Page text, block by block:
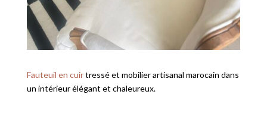
Fauteuil en cuirtressé et mobilier artisanal marocain dans
un intérieur élégant et chaleureux.